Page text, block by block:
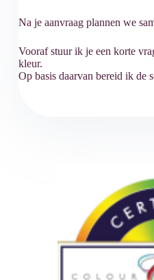
Na je aanvraag plannen we
Vooraf stuur ik je een korte
kleur.
Op basis daarvan bereid ik de